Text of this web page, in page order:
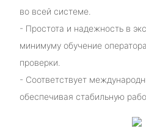
во всей системе.
- Простота и надежность в
минимуму обучение
проверки.
- Соответствует
обеспечивая стабильную